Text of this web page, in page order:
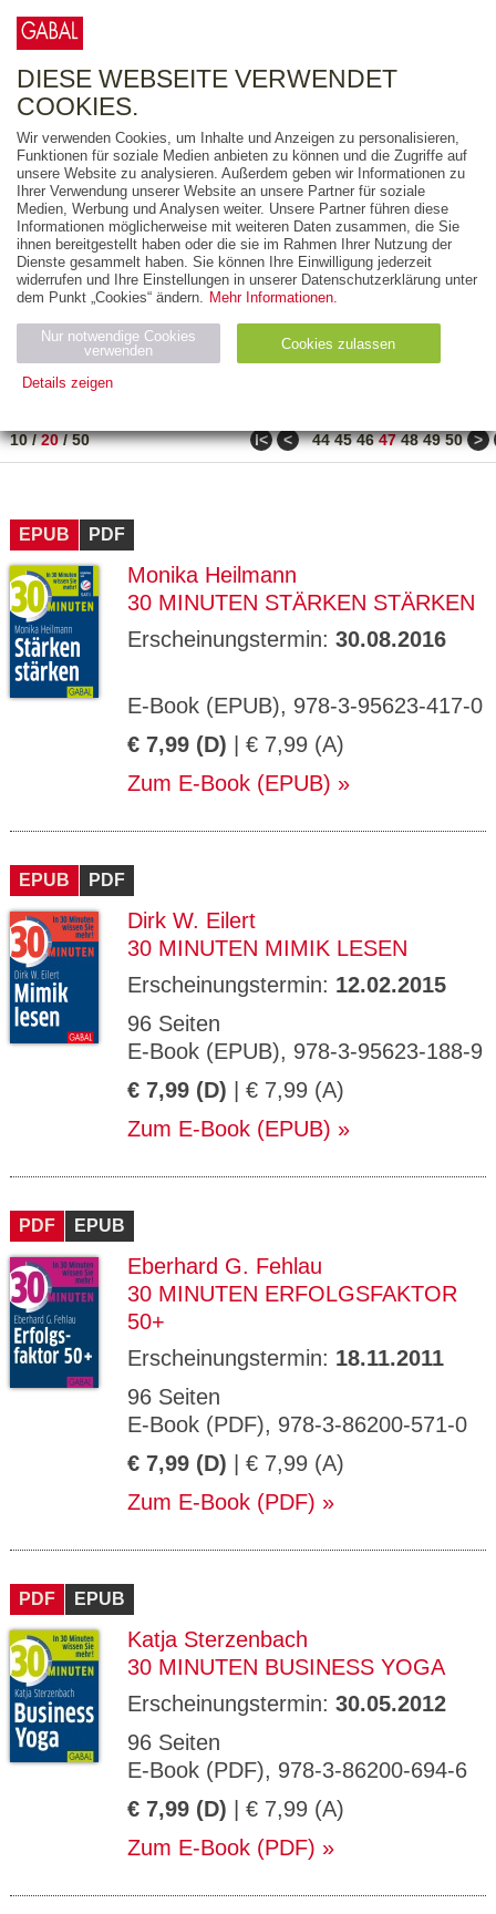
FREITEXT
AUSGABEART
AUS DER REIHE
ZUM THEMA
Neuerscheinung
Bestseller
PREIS
10/20/50 ǀ< < 44 45 46 47 48 49 50 >
EPUB PDF
Monika Heilmann
30 MINUTEN STÄRKEN STÄRKEN
Erscheinungstermin: 30.08.2016
E-Book (EPUB), 978-3-95623-417-0
€ 7,99 (D) | € 7,99 (A)
Zum E-Book (EPUB)
EPUB PDF
Dirk W. Eilert
30 MINUTEN MIMIK LESEN
Erscheinungstermin: 12.02.2015
96 Seiten
E-Book (EPUB), 978-3-95623-188-9
€ 7,99 (D) | € 7,99 (A)
Zum E-Book (EPUB)
PDF EPUB
Eberhard G. Fehlau
30 MINUTEN ERFOLGSFAKTOR
50+
Erscheinungstermin: 18.11.2011
96 Seiten
E-Book (PDF), 978-3-86200-571-0
€ 7,99 (D) | € 7,99 (A)
Zum E-Book (PDF)
PDF EPUB
Katja Sterzenbach
30 MINUTEN BUSINESS YOGA
Erscheinungstermin: 30.05.2012
96 Seiten
E-Book (PDF), 978-3-86200-694-6
€ 7,99 (D) | € 7,99 (A)
Zum E-Book (PDF)
DIESE WEBSEITE VERWENDET
COOKIES.
Wir verwenden Cookies, um Inhalte und Anzeigen zu personalisieren,
Funktionen für soziale Medien anbieten zu können und die Zugriffe auf
unsere Website zu analysieren. Außerdem geben wir Informationen zu
Ihrer Verwendung unserer Website an unsere Partner für soziale
Medien, Werbung und Analysen weiter. Unsere Partner führen diese
Informationen möglicherweise mit weiteren Daten zusammen, die Sie
ihnen bereitgestellt haben oder die sie im Rahmen Ihrer Nutzung der
Dienste gesammelt haben. Sie können Ihre Einwilligung jederzeit
widerrufen und Ihre Einstellungen in unserer Datenschutzerklärung unter
dem Punkt „Cookies“ ändern. Mehr Informationen.
Nur notwendige Cookies
verwenden
Cookies zulassen
Details zeigen
Name Zweck
ESSION
_ID
verlag.
de
GV_CO
OKIES
gabal-
Speichert den Zustimmungsstatus des
Benutzers für Cookies auf der aktuellen
Domäne.
ge
T
P